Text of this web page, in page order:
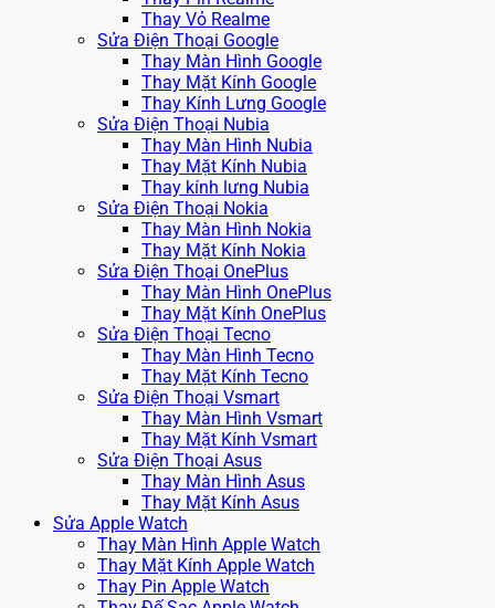
Thay Vỏ Realme
Sửa Điện Thoại Google
Thay Màn Hình Google
Thay Mặt Kính Google
Thay Kính Lưng Google
Sửa Điện Thoại Nubia
Thay Màn Hình Nubia
Thay Mặt Kính Nubia
Thay kính lưng Nubia
Sửa Điện Thoại Nokia
Thay Màn Hình Nokia
Thay Mặt Kính Nokia
Sửa Điện Thoại OnePlus
Thay Màn Hình OnePlus
Thay Mặt Kính OnePlus
Sửa Điện Thoại Tecno
Thay Màn Hình Tecno
Thay Mặt Kính Tecno
Sửa Điện Thoại Vsmart
Thay Màn Hình Vsmart
Thay Mặt Kính Vsmart
Sửa Điện Thoại Asus
Thay Màn Hình Asus
Thay Mặt Kính Asus
Sửa Apple Watch
Thay Màn Hình Apple Watch
Thay Mặt Kính Apple Watch
Thay Pin Apple Watch